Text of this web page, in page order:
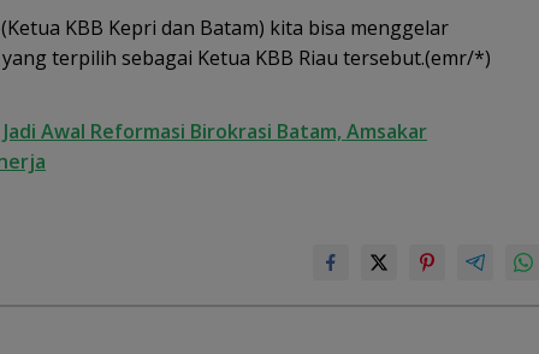
KBB Kepri dan Batam) kita bisa menggelar
terpilih sebagai Ketua KBB Riau tersebut.(emr/*)
Jadi Awal Reformasi Birokrasi Batam, Amsakar